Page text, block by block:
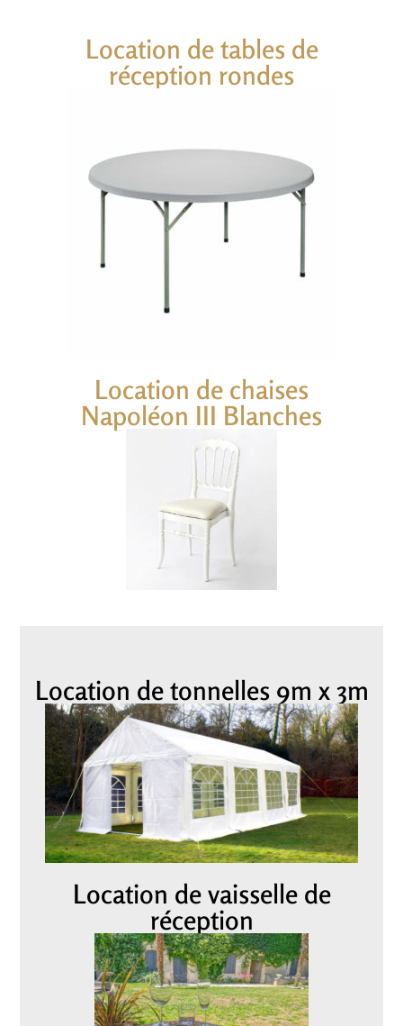
Location de tables de
réception rondes
Location de chaises
Napoléon III Blanches
Location de tonnelles 9m x 3m
Location de vaisselle de
réception